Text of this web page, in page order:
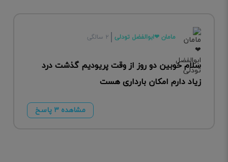
مامان ❤ابوالفضل تودلی ۲ سالگی
سلام خوبین دو روز از وقت پریودیم گذشت درد
زیاد دارم امکان بارداری هست
مشاهده ۳ پاسخ